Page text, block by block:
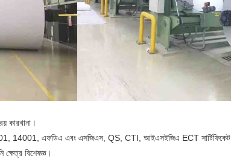
কারখানা।
14001, এফডিএ এবং এসজিএস, QS, CTI, আইএসইজিএ ECT সার্টিফিকেট
বিশেষজ্ঞ।